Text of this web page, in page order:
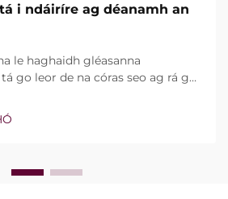
i ndáiríre ag déanamh an
le haghaidh gléasanna
go leor de na córas seo ag rá go
fíor i ndáiríre an bhfuil na gnéithe
ach conas a oibríonn siad go